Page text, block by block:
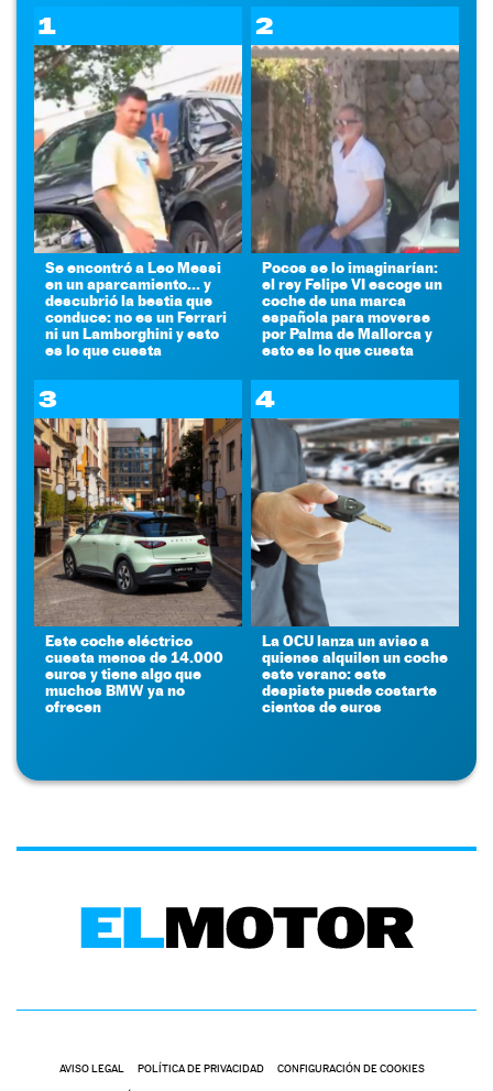
1
Se encontró a Leo Messi
en un aparcamiento... y
descubrió la bestia que
conduce: no es un Ferrari
ni un Lamborghini y esto
es lo que cuesta
2
Pocos se lo imaginarían:
el rey Felipe VI escoge un
coche de una marca
española para moverse
por Palma de Mallorca y
esto es lo que cuesta
3
Este coche eléctrico
cuesta menos de 14.000
euros y tiene algo que
muchos BMW ya no
ofrecen
4
La OCU lanza un aviso a
quienes alquilen un coche
este verano: este
despiste puede costarte
cientos de euros
AVISO LEGAL POLÍTICA DE PRIVACIDAD CONFIGURACIÓN DE COOKIES